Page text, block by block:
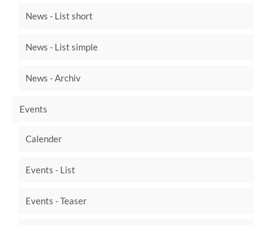
News - List short
News - List simple
News - Archiv
Events
Calender
Events - List
Events - Teaser